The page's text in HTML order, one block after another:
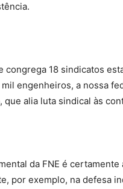
congrega 18 sindicatos
engenheiros, a nossa
que alia luta sindical às
da FNE é
por exemplo, na defesa